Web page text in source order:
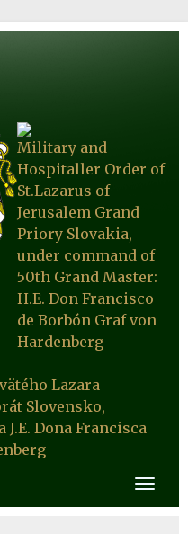
Military and
Hospitaller Order of
St.Lazarus of
Jerusalem Grand
Priory Slovakia,
under command of
50th Grand Master:
H.E. Don Francisco
de Borbón Graf von
Hardenberg
Lazara
Slovensko,
Dona Francisca